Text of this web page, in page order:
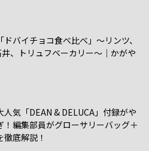
ドバイチョコ食べ比べ」～リンツ、
、トリュフベーカリー～｜かがや
人気「DEAN & DELUCA」付録がや
！編集部員がグローサリーバッグ＋
底解説！